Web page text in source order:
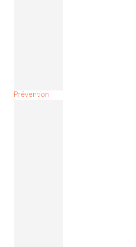
Prévention